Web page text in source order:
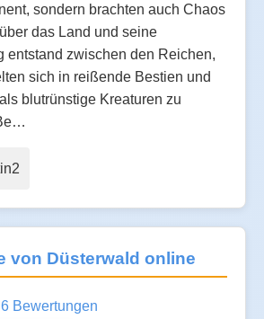
sondern brachten auch Chaos
das Land und seine
entstand zwischen den Reichen,
sich in reißende Bestien und
blutrünstige Kreaturen zu
von Düsterwald online
6 Bewertungen